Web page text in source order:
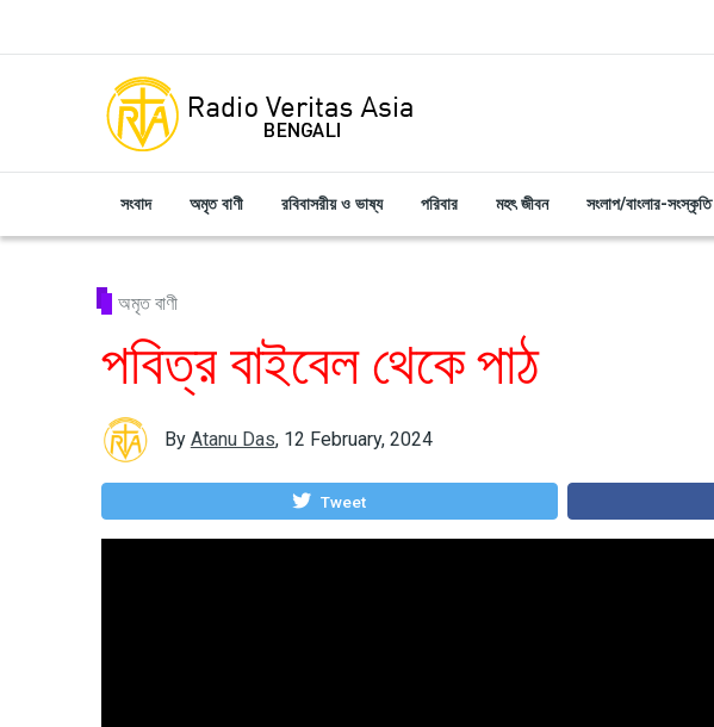
সংবাদ অমৃত বাণী রবিবাসরীয় ও ভাষ্য পরিবার মহৎ জীবন সংলাপ/বাংলার-সংস্কৃতি
অমৃত বাণী
পবিত্র বাইবেল থেকে পাঠ
By Atanu Das, 12 February, 2024
Tweet